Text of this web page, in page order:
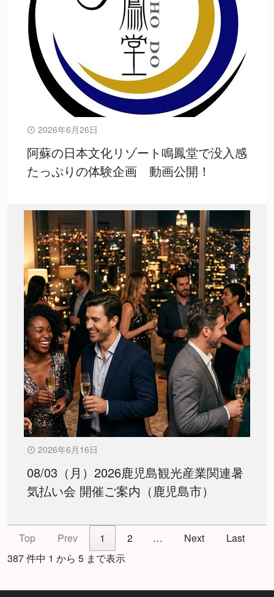
2026年6月26日
阿蘇の日本文化リゾート鳴鳳堂で没入感
たっぷりの体験企画 動画公開！
2026年6月16日
08/03（月）2026鹿児島観光産業関連暑
気払い会 開催ご案内（鹿児島市）
Top Prev 1 2 … Next
Last
387 件中 1 から 5 まで表示